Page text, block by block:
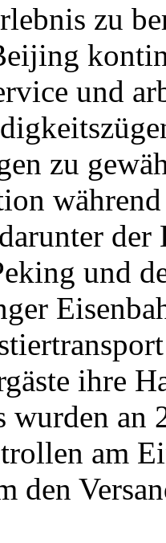
zu
und
zu
der
und
ihre
wurden an
am
den